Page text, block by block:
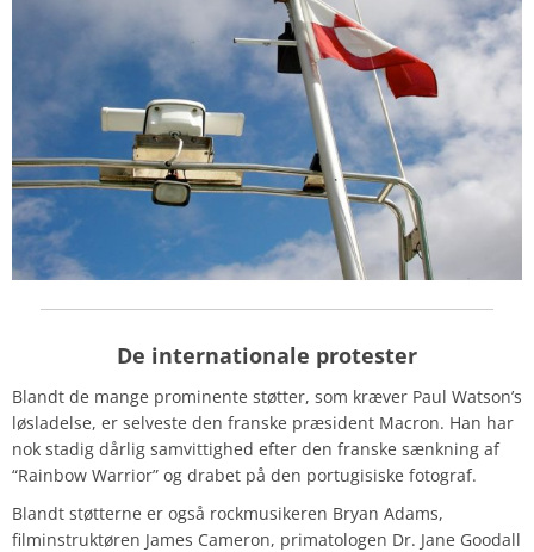
De internationale protester
Blandt de mange prominente støtter, som kræver Paul Watson’s
løsladelse, er selveste den franske præsident Macron. Han har
nok stadig dårlig samvittighed efter den franske sænkning af
“Rainbow Warrior” og drabet på den portugisiske fotograf.
Blandt støtterne er også rockmusikeren Bryan Adams,
filminstruktøren James Cameron, primatologen Dr. Jane Goodall